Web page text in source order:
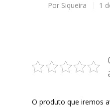
Por Siqueira 1
O produto que iremos